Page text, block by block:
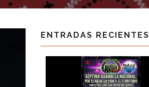
ENTRADAS RECIENTES